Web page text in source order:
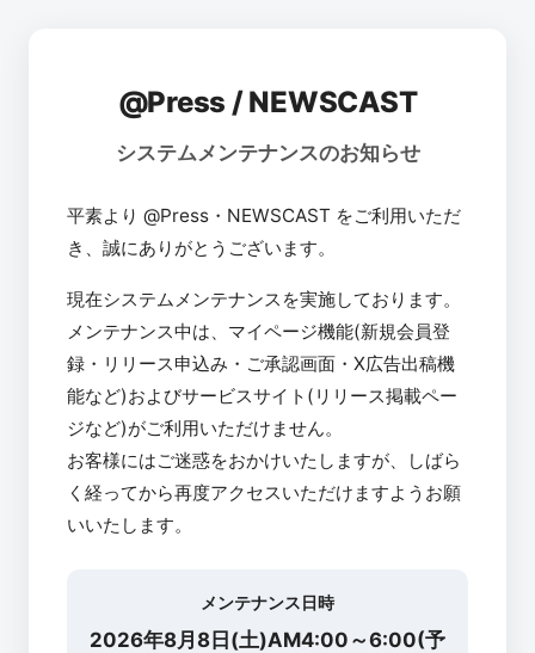
@Press / NEWSCAST
システムメンテナンスのお知らせ
平素より @Press・NEWSCAST をご利用いただ
き、誠にありがとうございます。
現在システムメンテナンスを実施しております。
メンテナンス中は、マイページ機能(新規会員登
録・リリース申込み・ご承認画面・X広告出稿機
能など)およびサービスサイト(リリース掲載ペー
ジなど)がご利用いただけません。
お客様にはご迷惑をおかけいたしますが、しばら
く経ってから再度アクセスいただけますようお願
いいたします。
メンテナンス日時
2026年8月8日(土)AM4:00～6:00(予